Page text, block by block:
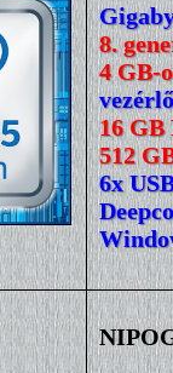
8.
4 GB-
vezérlő
16 GB
512
6x